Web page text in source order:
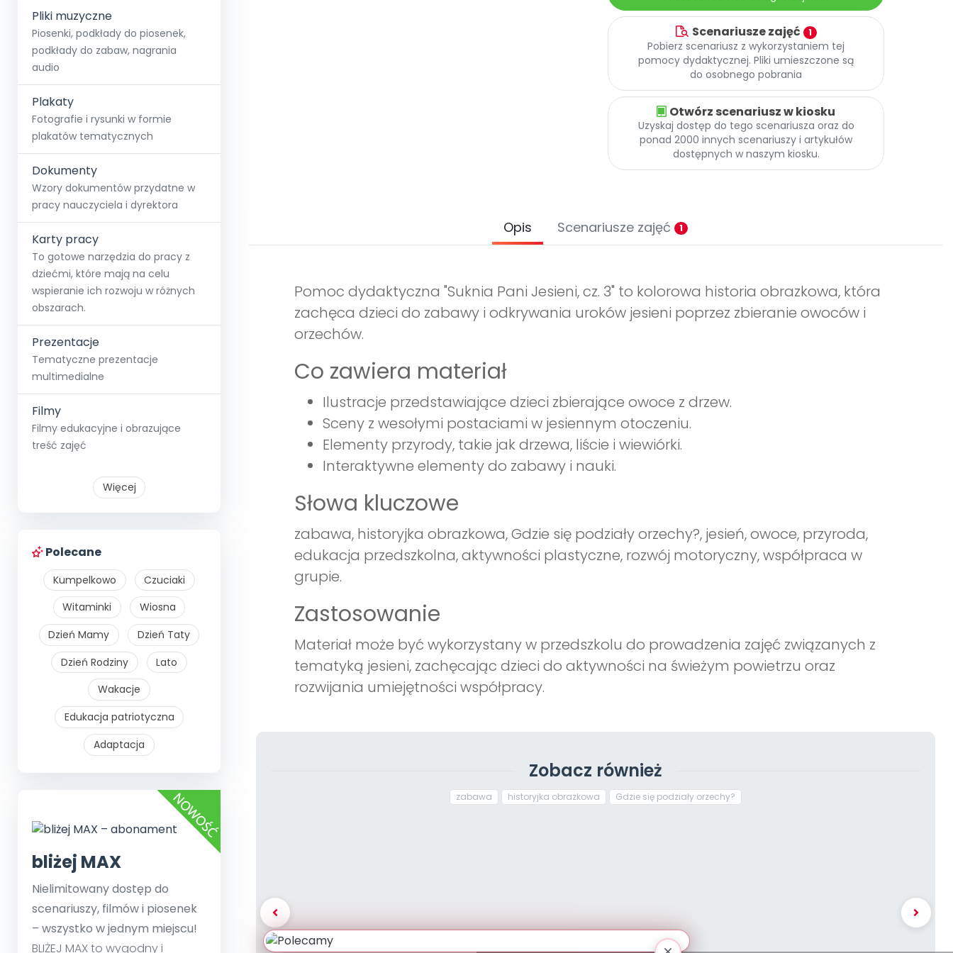
Pliki muzyczne
Piosenki, podkłady do piosenek,
podkłady do zabaw, nagrania
audio
Plakaty
Fotografie i rysunki w formie
plakatów tematycznych
Dokumenty
Wzory dokumentów przydatne w
pracy nauczyciela i dyrektora
Karty pracy
To gotowe narzędzia do pracy z
dziećmi, które mają na celu
wspieranie ich rozwoju w różnych
obszarach.
Prezentacje
Tematyczne prezentacje
multimedialne
Filmy
Filmy edukacyjne i obrazujące
treść zajęć
Więcej
Polecane
Kumpelkowo
Czuciaki
Witaminki
Wiosna
Dzień Mamy
Dzień Taty
Dzień Rodziny
Lato
Wakacje
Edukacja patriotyczna
Adaptacja
bliżej MAX
Nielimitowany dostęp do
scenariuszy, filmów i piosenek
– wszystko w jednym miejscu!
BLIŻEJ MAX to wygodny i
Scenariusze zajęć 1
Pobierz scenariusz z wykorzystaniem tej
pomocy dydaktycznej. Pliki umieszczone są
do osobnego pobrania
Otwórz scenariusz w kiosku
Uzyskaj dostęp do tego scenariusza oraz do
ponad 2000 innych scenariuszy i artykułów
dostępnych w naszym kiosku.
Opis Scenariusze zajęć 1
Pomoc dydaktyczna "Suknia Pani Jesieni, cz. 3" to kolorowa historia obrazkowa, która
zachęca dzieci do zabawy i odkrywania uroków jesieni poprzez zbieranie owoców i
orzechów.
Co zawiera materiał
Ilustracje przedstawiające dzieci zbierające owoce z drzew.
Sceny z wesołymi postaciami w jesiennym otoczeniu.
Elementy przyrody, takie jak drzewa, liście i wiewiórki.
Interaktywne elementy do zabawy i nauki.
Słowa kluczowe
zabawa, historyjka obrazkowa, Gdzie się podziały orzechy?, jesień, owoce, przyroda,
edukacja przedszkolna, aktywności plastyczne, rozwój motoryczny, współpraca w
grupie.
Zastosowanie
Materiał może być wykorzystany w przedszkolu do prowadzenia zajęć związanych z
tematyką jesieni, zachęcając dzieci do aktywności na świeżym powietrzu oraz
rozwijania umiejętności współpracy.
Zobacz również
zabawa historyjka obrazkowa Gdzie się podziały orzechy?